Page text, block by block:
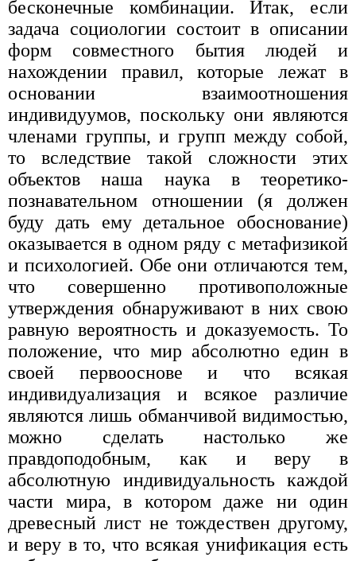
бесконечные комбинации. Итак, если
задача социологии состоит в описании
форм совместного бытия людей и
нахождении правил, которые лежат в
основании взаимоотношения
индивидуумов, поскольку они являются
членами группы, и групп между собой,
то вследствие такой сложности этих
объектов наша наука в теоретико-
познавательном отношении (я должен
буду дать ему детальное обоснование)
оказывается в одном ряду с метафизикой
и психологией. Обе они отличаются тем,
что совершенно противоположные
утверждения обнаруживают в них свою
равную вероятность и доказуемость. То
положение, что мир абсолютно един в
своей первооснове и что всякая
индивидуализация и всякое различие
являются лишь обманчивой видимостью,
можно сделать настолько же
правдоподобным, как и веру в
абсолютную индивидуальность каждой
части мира, в котором даже ни один
древесный лист не тождествен другому,
и веру в то, что всякая унификация есть